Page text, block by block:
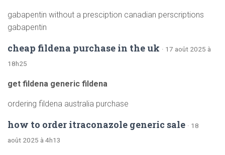
gabapentin without a presciption canadian perscriptions
gabapentin
cheap fildena purchase in the uk · 17 août 2025 à
18h25
get fildena generic fildena
ordering fildena australia purchase
how to order itraconazole generic sale · 18
août 2025 à 4h13